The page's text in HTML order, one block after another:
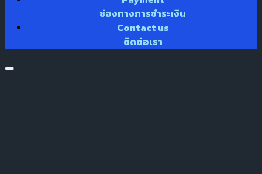
ช่องทางการชำระเงิน
Contact us
ติดต่อเรา